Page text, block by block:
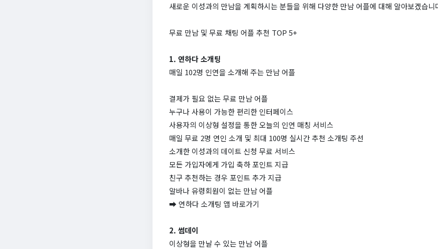
새로운 이성과의 만남을 계획하시는 분들을 위해 다양한 만남 어플에 대해 알아보겠습니
무료 만남 및 무료 채팅 어플 추천 TOP 5+
1. 연하다 소개팅
매일 102명 인연을 소개해 주는 만남 어플
결제가 필요 없는 무료 만남 어플
누구나 사용이 가능한 편리한 인터페이스
사용자의 이상형 설정을 통한 오늘의 인연 매칭 서비스
매일 무료 2명 연인 소개 및 최대 100명 실시간 추천 소개팅 주선
소개한 이성과의 데이트 신청 무료 서비스
모든 가입자에게 가입 축하 포인트 지급
친구 추천하는 경우 포인트 추가 지급
알바나 유령회원이 없는 만남 어플
➡ 연하다 소개팅 앱 바로가기
2. 썸데이
이상형을 만날 수 있는 만남 어플